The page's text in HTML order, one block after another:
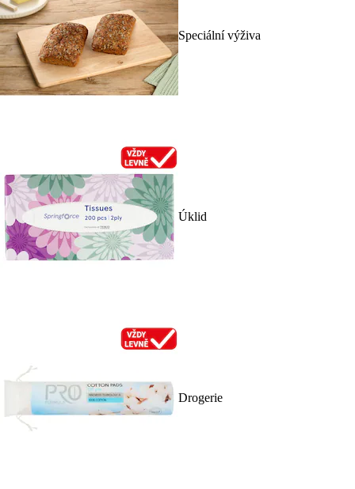
Speciální výživa
Úklid
Drogerie